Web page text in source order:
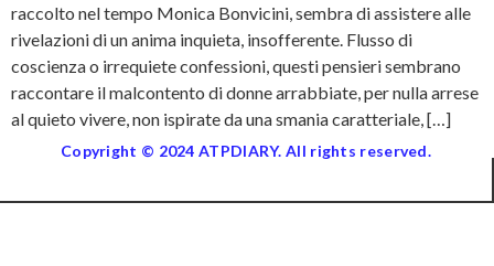
raccolto nel tempo Monica Bonvicini, sembra di assistere alle
rivelazioni di un anima inquieta, insofferente. Flusso di
coscienza o irrequiete confessioni, questi pensieri sembrano
raccontare il malcontento di donne arrabbiate, per nulla arrese
al quieto vivere, non ispirate da una smania caratteriale, […]
Copyright © 2024 ATPDIARY. All rights reserved.